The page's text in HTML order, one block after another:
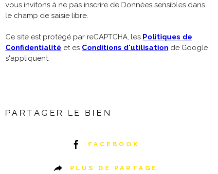
vous invitons à ne pas inscrire de Données sensibles dans
le champ de saisie libre.
Ce site est protégé par reCAPTCHA, les Politiques de
Confidentialité et es Conditions d'utilisation de Google
s'appliquent.
PARTAGER LE BIEN
FACEBOOK
PLUS DE PARTAGE